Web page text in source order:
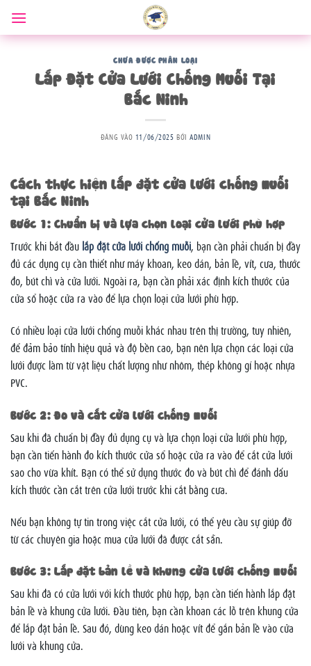
qua
nội
CHƯA ĐƯỢC PHÂN LOẠI
Lắp Đặt Cửa Lưới Chống Muỗi Tại
Bắc Ninh
ĐĂNG VÀO 11/06/2025 BỞIADMIN
Cách thực hiện lắp đặt cửa lưới chống muỗi
tại Bắc Ninh
Bước 1: Chuẩn bị và lựa chọn loại cửa lưới phù hợp
Trước khi bắt đầu lắp đặt cửa lưới chống muỗi, bạn cần phải chuẩn bị đầy
đủ các dụng cụ cần thiết như máy khoan, keo dán, bản lề, vít, cưa, thước
đo, bút chì và cửa lưới. Ngoài ra, bạn cần phải xác định kích thước của
cửa sổ hoặc cửa ra vào để lựa chọn loại cửa lưới phù hợp.
Có nhiều loại cửa lưới chống muỗi khác nhau trên thị trường, tuy nhiên,
để đảm bảo tính hiệu quả và độ bền cao, bạn nên lựa chọn các loại cửa
lưới được làm từ vật liệu chất lượng như nhôm, thép không gỉ hoặc nhựa
PVC.
Bước 2: Đo và cắt cửa lưới chống muỗi
Sau khi đã chuẩn bị đầy đủ dụng cụ và lựa chọn loại cửa lưới phù hợp,
bạn cần tiến hành đo kích thước cửa sổ hoặc cửa ra vào để cắt cửa lưới
sao cho vừa khít. Bạn có thể sử dụng thước đo và bút chì để đánh dấu
kích thước cần cắt trên cửa lưới trước khi cắt bằng cưa.
Nếu bạn không tự tin trong việc cắt cửa lưới, có thể yêu cầu sự giúp đỡ
từ các chuyên gia hoặc mua cửa lưới đã được cắt sẵn.
Bước 3: Lắp đặt bản lề và khung cửa lưới chống muỗi
Sau khi đã có cửa lưới với kích thước phù hợp, bạn cần tiến hành lắp đặt
bản lề và khung cửa lưới. Đầu tiên, bạn cần khoan các lỗ trên khung cửa
để lắp đặt bản lề. Sau đó, dùng keo dán hoặc vít để gắn bản lề vào cửa
lưới và khung cửa.